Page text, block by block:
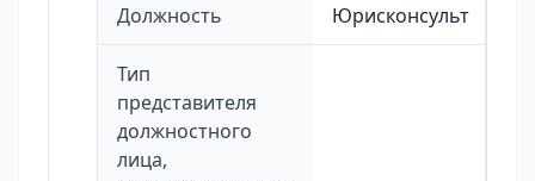
Должность Юрисконсульт
Тип
представителя
должностного
лица,